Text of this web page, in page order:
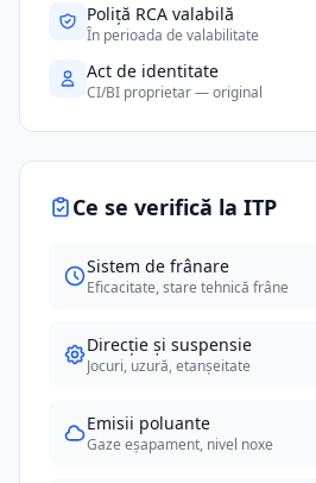
Poliță RCA valabilă
În perioada de valabilitate
Act de identitate
CI/BI proprietar — original
Ce se verifică la ITP
Sistem de frânare
Eficacitate, stare tehnică frâne
Direcție și suspensie
Jocuri, uzură, etanșeitate
Emisii poluante
Gaze eșapament, nivel noxe